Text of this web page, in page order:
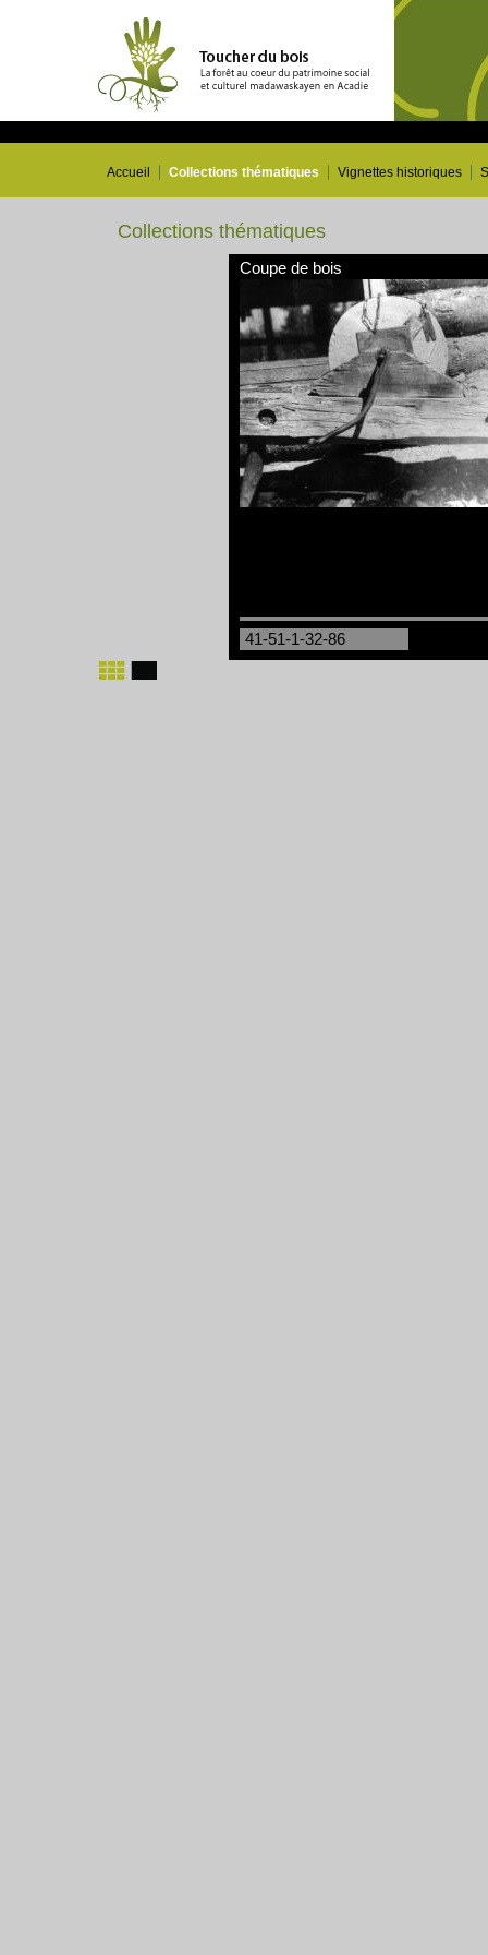
Accueil Collections thématiques Vignettes historiques
Collections thématiques
Coupe de bois
41-51-1-32-86